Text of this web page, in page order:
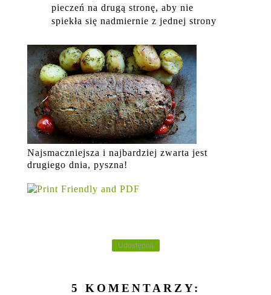
pieczeń na drugą stronę, aby nie
spiekła się nadmiernie z jednej strony
Najsmaczniejsza i najbardziej zwarta jest
drugiego dnia, pyszna!
Udostępnij
5 KOMENTARZY: